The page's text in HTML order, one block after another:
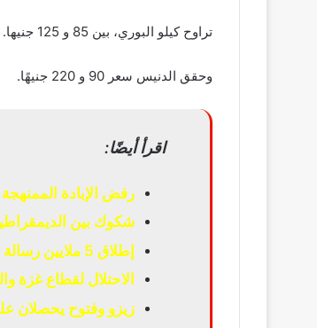
تراوح كيلو البوري، بين 85 و 125 جنيها.
وحقق الدنيس سعر 90 و 220 جنيهًا.
اقرأ أيضًا:
رفض الإبادة
شكوك بين
إطلاق 5 ملايين رسالة إرشادية للمعتمرين عبر الشاشات الإلكترونية
الاحتلال لقطاع غزة
زيزو وفتوح يحصلان